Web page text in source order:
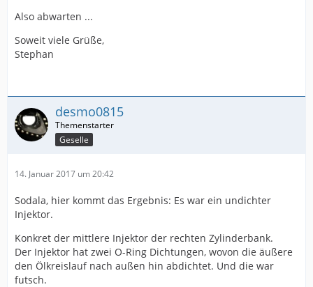
Also abwarten ...
Soweit viele Grüße,
Stephan
desmo0815
Geselle
14. Januar 2017 um 20:42
Sodala, hier kommt das Ergebnis: Es war ein undichter
Injektor.
Konkret der mittlere Injektor der rechten Zylinderbank.
Der Injektor hat zwei O-Ring Dichtungen, wovon die äußere
den Ölkreislauf nach außen hin abdichtet. Und die war
futsch.